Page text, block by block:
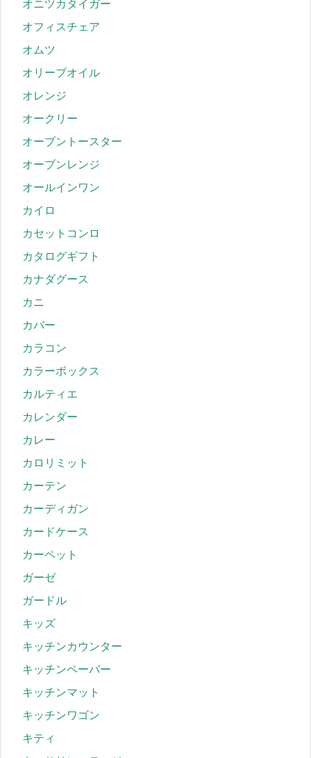
オニツカタイガー
オフィスチェア
オムツ
オリーブオイル
オレンジ
オークリー
オーブントースター
オーブンレンジ
オールインワン
カイロ
カセットコンロ
カタログギフト
カナダグース
カニ
カバー
カラコン
カラーボックス
カルティエ
カレンダー
カレー
カロリミット
カーテン
カーディガン
カードケース
カーペット
ガーゼ
ガードル
キッズ
キッチンカウンター
キッチンペーパー
キッチンマット
キッチンワゴン
キティ